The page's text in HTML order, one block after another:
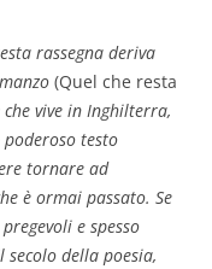
rassegna deriva
(Quel che resta
vive in Inghilterra,
poderoso testo
tornare ad
è ormai passato. Se
e spesso
della poesia,